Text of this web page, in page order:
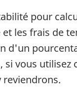
pour
les frais de
d'un
vous utilisez
reviendrons.